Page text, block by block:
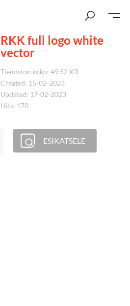
RKK full logo white
vector
Tiedoston koko: 49.52 KB
Created: 15-02-2023
Updated: 17-02-2023
Hits: 170
ESIKATSELE